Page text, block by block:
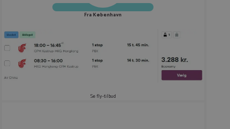
Fra København
Se fly-tilbud